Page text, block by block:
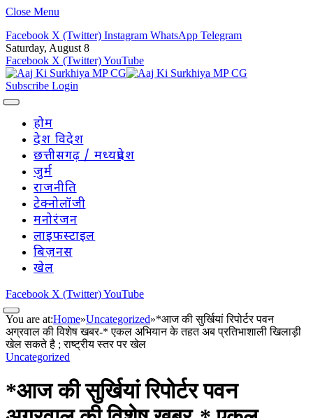
Close Menu
Facebook X (Twitter) Instagram WhatsApp Telegram
Saturday, August 8
Facebook X (Twitter)YouTube
Subscribe Login
होम
देश विदेश
छत्तीसगढ़ / मध्यप्रदेश
जुर्म
राजनीति
टेक्नोलॉजी
मनोरंजन
लाइफस्टाइल
बिज़नस
खेल
Facebook X (Twitter)YouTube
You are at:Home»Uncategorized»*आज की सुर्खियां रिपोर्टर पवन
अग्रवाल की विशेष खबर-* एकल अभियान के तहत अब प्रतिभाशाली खिलाड़ी
खेल सकते है ; राष्ट्रीय स्तर पर खेल
Uncategorized
*आज की सुर्खियां रिपोर्टर पवन